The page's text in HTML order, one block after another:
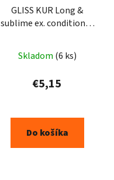
GLISS KUR Long &
sublime ex. conditioner
Skladom (6 ks)
€5,15
Do košíka